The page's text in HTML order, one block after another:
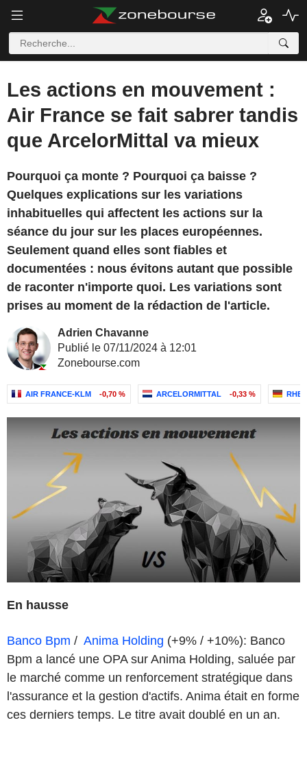
Les actions en mouvement :
Air France se fait sabrer tandis
que ArcelorMittal va mieux
Pourquoi ça monte ? Pourquoi ça baisse ?
Quelques explications sur les variations
inhabituelles qui affectent les actions sur la
séance du jour sur les places européennes.
Seulement quand elles sont fiables et
documentées : nous évitons autant que possible
de raconter n'importe quoi. Les variations sont
prises au moment de la rédaction de l'article.
Adrien Chavanne
Publié le 07/11/2024 à 12:01
Zonebourse.com
AIR FRANCE-KLM -0,70 % ARCELORMITTAL -0,33 %
En hausse
Banco Bpm / Anima Holding (+9% / +10%): Banco
Bpm a lancé une OPA sur Anima Holding, saluée par
le marché comme un renforcement stratégique dans
l'assurance et la gestion d'actifs. Anima était en forme
ces derniers temps. Le titre avait doublé en un an.